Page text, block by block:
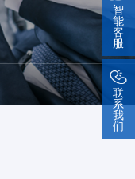
智
能
客
服
联
系
我
们